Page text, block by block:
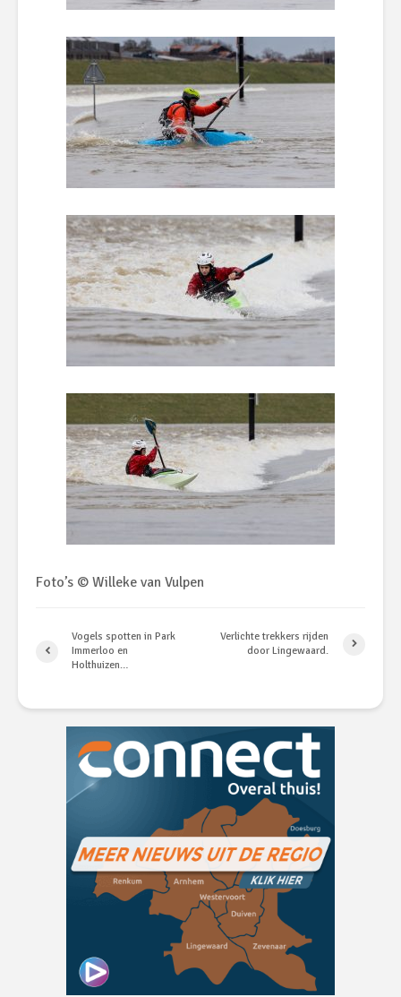
Foto’s © Willeke van Vulpen
Vogels spotten in Park
Immerloo en
Holthuizen…
Verlichte trekkers rijden
door Lingewaard.